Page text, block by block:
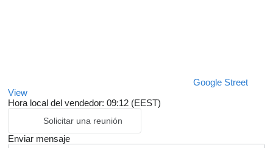
Google Street
View
Hora local del vendedor: 09:12 (EEST)
Solicitar una reunión
Enviar mensaje